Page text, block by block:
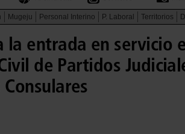
Mugeju Personal Interino P. Laboral Territorios
la entrada en servicio
de Partidos